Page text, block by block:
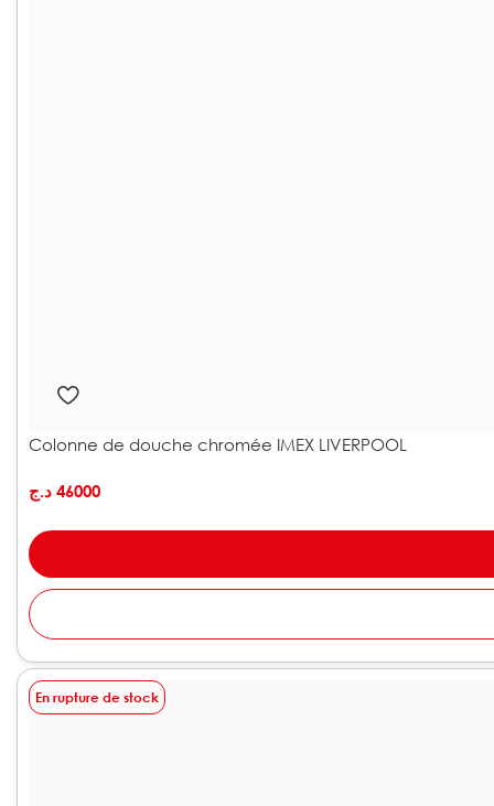
Colonne de douche chromée IMEX LIVERPOOL
46000 د.ج
En rupture de stock